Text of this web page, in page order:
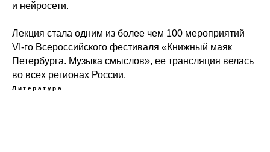
и нейросети.
Лекция стала одним из более чем 100 мероприятий
VI-го Всероссийского фестиваля «Книжный маяк
Петербурга. Музыка смыслов», ее трансляция велась
во всех регионах России.
Литература